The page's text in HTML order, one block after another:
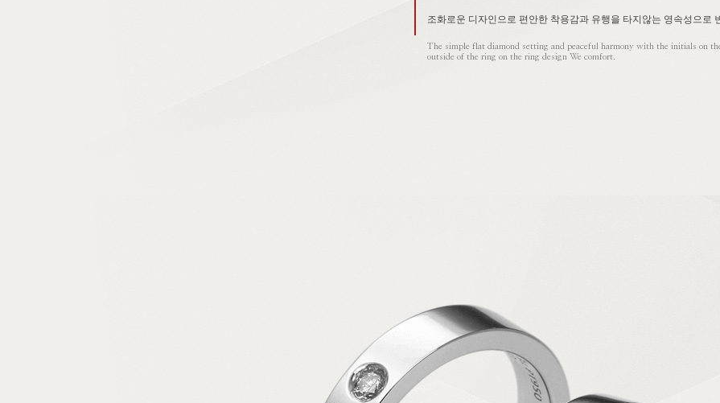
조화로운 디자인으로 편안한 착용감과 유행을 타지않는 영속성으로
The simple flat diamond setting and peaceful harmony with the initials on
outside of the ring on the ring design We comfort.